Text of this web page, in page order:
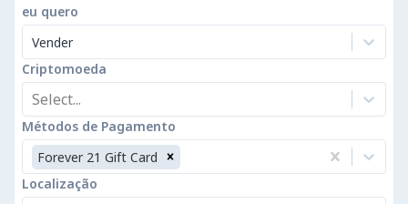
eu quero
Vender
Criptomoeda
Select...
Métodos de Pagamento
Forever 21 Gift Card
Localização